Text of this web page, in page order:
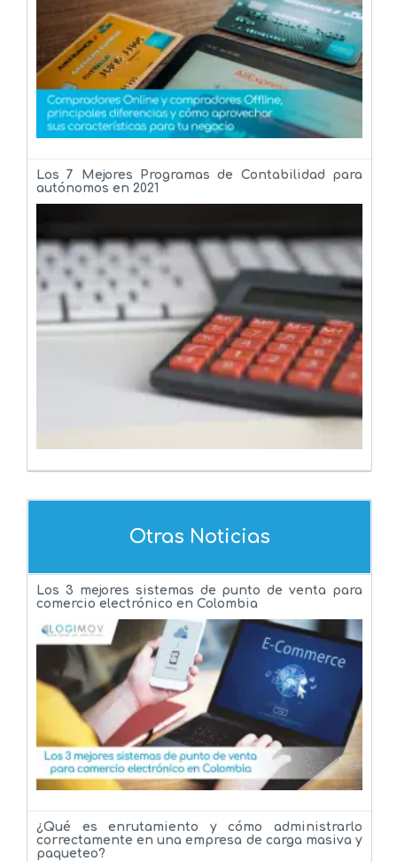
Los 7 Mejores Programas de Contabilidad para
autónomos en 2021
Otras Noticias
Los 3 mejores sistemas de punto de venta para
comercio electrónico en Colombia
¿Qué es enrutamiento y cómo administrarlo
correctamente en una empresa de carga masiva y
paqueteo?